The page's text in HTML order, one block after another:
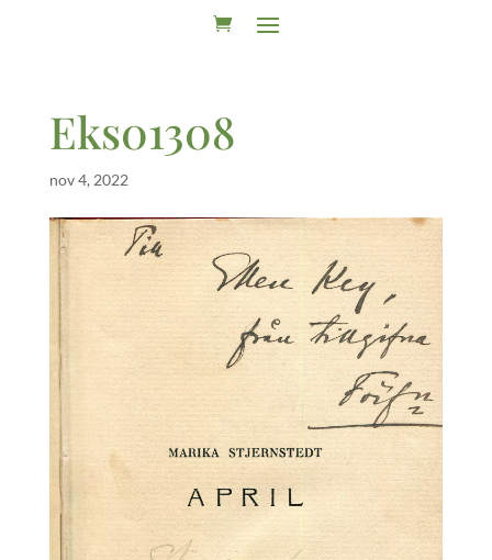
Eks01308
nov 4, 2022